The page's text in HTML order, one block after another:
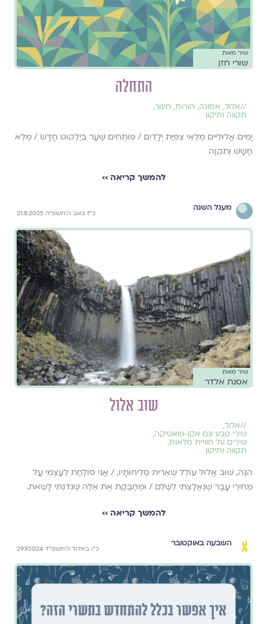
שיר מאת
שורי חזן
התחלה
//אלול, אמונה, הורות, חינוך,
תקווה ותיקון
יָמִים אֱלוּלִיִּים מְלֵאֵי צִפִּיַּת יְלָדִים / פּוֹתְחִים שַׁעַר בְּיַלְקוּט חָדָשׁ / מַלֵּא
חֲשָׁשׁ וְתִקְוָה
להמשך קריאה ››
מעגל השנה
כ״ז באב ה׳תשפ״ה 21.8.2025
שיר מאת
אסנת אלדר
שוב אלול
//אלול,
שירי טבע וגם אקו-פואטיקה,
שירים על חוויית מלאות,
תקווה ותיקון
הִנֵּה, שׁוּב אֱלוּל עוֹלֵל שְׁאֵרִית סְלִיחוֹתָיו, / אֲנִי סוֹלַחַת לְעַצְמִי עַל
מְחִירֵי עָבָר שֶׁנֶּאֱלַצְתִּי לְשַׁלֵּם / וּמְחַבֶּקֶת אֶת אֵלֶּה שֶׁנִּדֹּנְתִּי לָשֵׂאת.
להמשך קריאה ››
השבעה באוקטובר
כ״ו באלול ה׳תשפ״ד 29.9.2024